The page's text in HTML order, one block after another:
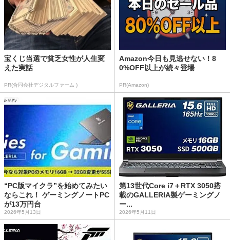
宝くじ当選で貧乏女性が人生変
えた実話
PR(合同会社デジタルファーム )
Amazon今日も見逃せない！8
0%OFF以上が続々登場
PR(Amazon)
“PC版マイクラ”を始めてみたい
ならこれ！ ゲーミングノートPC
が13万円台
2026年5月13日
第13世代Core i7＋RTX 3050搭
載のGALLERIA製ゲーミングノ
ー...
2026年5月11日